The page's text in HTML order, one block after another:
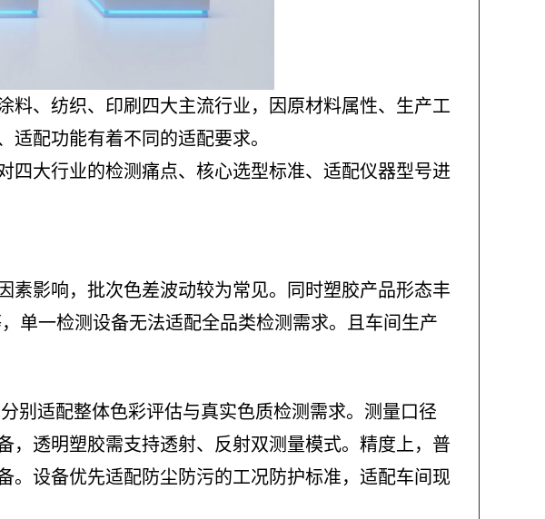
料、纺织、印刷四大主流行业，因原材料属性、生产工
配功能有着不同的适配要求。
四大行业的检测痛点、核心选型标准、适配仪器型号进
素影响，批次色差波动较为常见。同时塑胶产品形态丰
单一检测设备无法适配全品类检测需求。且车间生产
别适配整体色彩评估与真实色质检测需求。测量口径
，透明塑胶需支持透射、反射双测量模式。精度上，普
。设备优先适配防尘防污的工况防护标准，适配车间现